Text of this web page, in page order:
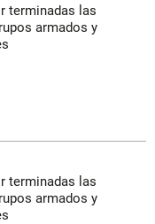
terminadas las
armados y
terminadas las
armados y